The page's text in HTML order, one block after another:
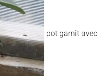
pot garnit avec